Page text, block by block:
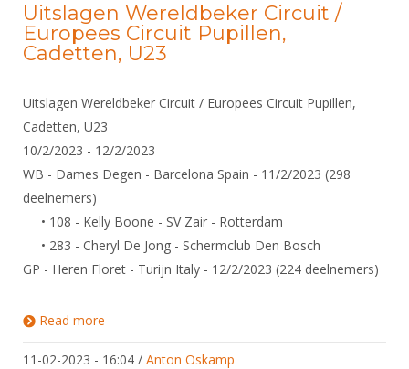
Uitslagen Wereldbeker Circuit /
Europees Circuit Pupillen,
Cadetten, U23
Uitslagen Wereldbeker Circuit / Europees Circuit Pupillen,
Cadetten, U23
10/2/2023 - 12/2/2023
WB - Dames Degen - Barcelona Spain - 11/2/2023 (298
deelnemers)
• 108 - Kelly Boone - SV Zair - Rotterdam
• 283 - Cheryl De Jong - Schermclub Den Bosch
GP - Heren Floret - Turijn Italy - 12/2/2023 (224 deelnemers)
Read more
11-02-2023 - 16:04 / Anton Oskamp